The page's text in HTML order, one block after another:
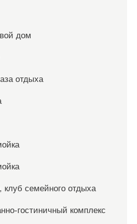
дом
отдыха
клуб семейного отдыха
гостиничный комплекс